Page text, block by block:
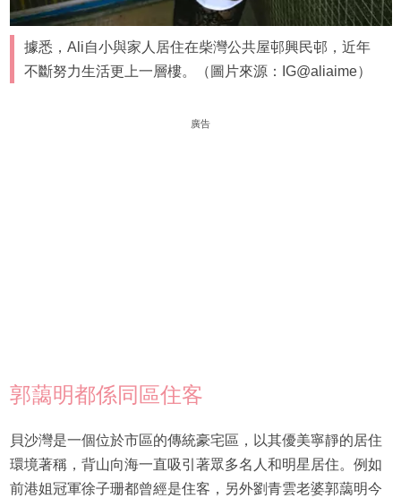
據悉，Ali自小與家人居住在柴灣公共屋邨興民邨，近年
不斷努力生活更上一層樓。（圖片來源：IG@aliaime）
廣告
郭藹明都係同區住客
貝沙灣是一個位於市區的傳統豪宅區，以其優美寧靜的居住
環境著稱，背山向海一直吸引著眾多名人和明星居住。例如
前港姐冠軍徐子珊都曾經是住客，另外劉青雲老婆郭藹明今